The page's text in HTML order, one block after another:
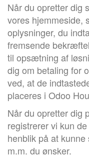
Når du opretter dig
vores hjemmeside,
oplysninger, du
fremsende
til opsætning af
dig om betaling for
ved, at de
placeres i Odoo
Når du opretter dig
registrerer vi kun
henblik på at
m.m. du ønsker.